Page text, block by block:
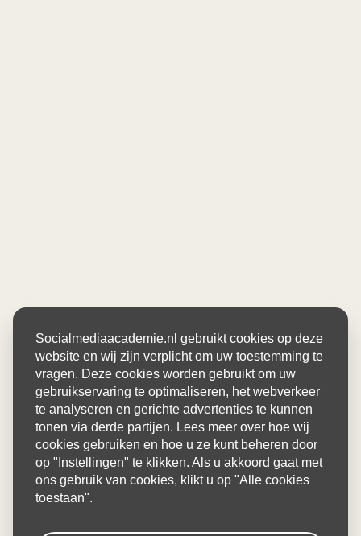
Socialmediaacademie.nl gebruikt cookies op deze
website en wij zijn verplicht om uw toestemming te
vragen. Deze cookies worden gebruikt om uw
gebruikservaring te optimaliseren, het webverkeer
te analyseren en gerichte advertenties te kunnen
tonen via derde partijen. Lees meer over hoe wij
cookies gebruiken en hoe u ze kunt beheren door
op "Instellingen" te klikken. Als u akkoord gaat met
ons gebruik van cookies, klikt u op "Alle cookies
toestaan".